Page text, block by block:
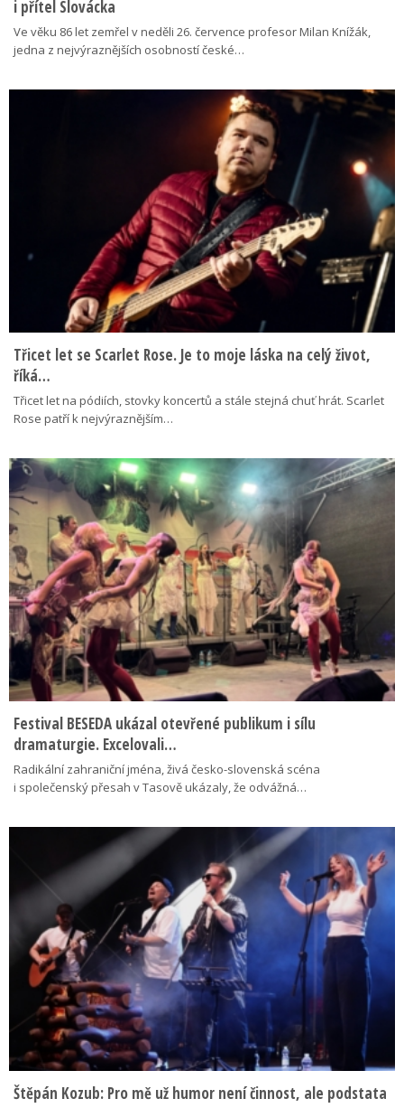
i přítel Slovácka
Ve věku 86 let zemřel v neděli 26. července profesor Milan Knížák,
jedna z nejvýraznějších osobností české…
Třicet let se Scarlet Rose. Je to moje láska na celý život,
říká…
Třicet let na pódiích, stovky koncertů a stále stejná chuť hrát. Scarlet
Rose patří k nejvýraznějším…
Festival BESEDA ukázal otevřené publikum i sílu
dramaturgie. Excelovali…
Radikální zahraniční jména, živá česko-slovenská scéna
i společenský přesah v Tasově ukázaly, že odvážná…
Štěpán Kozub: Pro mě už humor není činnost, ale podstata